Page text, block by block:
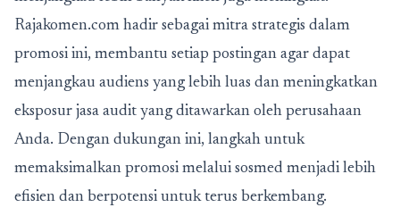
Rajakomen.com hadir sebagai mitra strategis dalam
promosi ini, membantu setiap postingan agar dapat
menjangkau audiens yang lebih luas dan meningkatkan
eksposur jasa audit yang ditawarkan oleh perusahaan
Anda. Dengan dukungan ini, langkah untuk
memaksimalkan promosi melalui sosmed menjadi lebih
efisien dan berpotensi untuk terus berkembang.